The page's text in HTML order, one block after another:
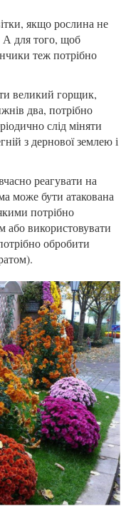
якщо рослина не
А для того, щоб
теж потрібно
великий горщик,
два, потрібно
слід міняти
з дернової землею і
реагувати на
може бути атакована
потрібно
або використовувати
обробити